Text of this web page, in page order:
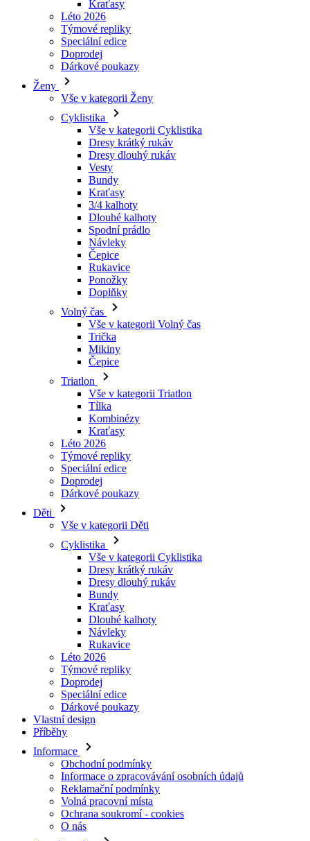
Dárkové poukazy
Ženy
Vše v kategorii Ženy
Cyklistika
Vše v kategorii Cyklistika
Dresy dlouhý rukáv
Vesty
Bundy
Kraťasy
3/4 kalhoty
Dlouhé kalhoty
Spodní prádlo
Návleky
Čepice
Rukavice
Ponožky
Doplňky
Volný čas
Vše v kategorii Volný čas
Trička
Mikiny
Čepice
Triatlon
Vše v kategorii Triatlon
Tílka
Kombinézy
Kraťasy
Léto 2026
Týmové repliky
Speciální edice
Doprodej
Dárkové poukazy
Děti
Vše v kategorii Děti
Cyklistika
Vše v kategorii Cyklistika
Dresy dlouhý rukáv
Bundy
Kraťasy
Dlouhé kalhoty
Návleky
Rukavice
Léto 2026
Týmové repliky
Doprodej
Speciální edice
Dárkové poukazy
Vlastní design
Příběhy
Informace
Obchodní podmínky
Informace o zpracovávání osobních údajů
Reklamační podmínky
Volná pracovní místa
Ochrana soukromí - cookies
O nás
Pro zákazníky
Ke stažení
Platební podmínky
Doprava a její ceny
Nejčastější dotazy